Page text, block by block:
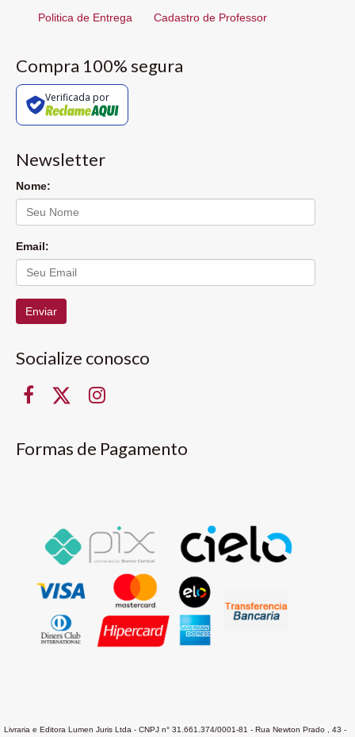
Politica de Entrega Cadastro de Professor
Compra 100% segura
Verificada por
Newsletter
Nome:
Email:
Enviar
Socialize conosco
Formas de Pagamento
Livraria e Editora Lumen Juris Ltda - CNPJ n° 31.661.374/0001-81 - Rua Newton Prado , 43 -